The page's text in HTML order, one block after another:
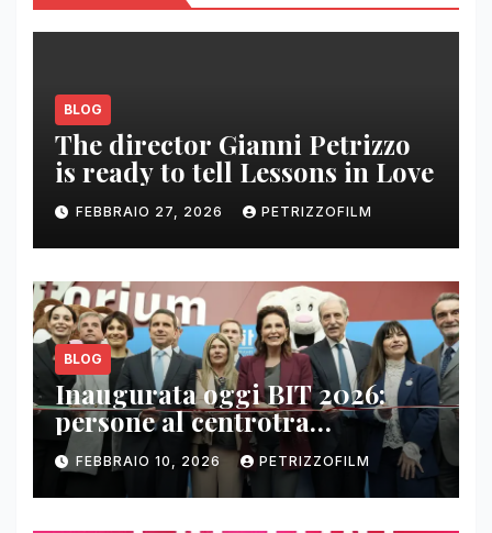
BLOG
The director Gianni Petrizzo
is ready to tell Lessons in Love
FEBBRAIO 27, 2026 PETRIZZOFILM
BLOG
Inaugurata oggi BIT 2026:
persone al centrotra
contenuti, relazioni e business
FEBBRAIO 10, 2026 PETRIZZOFILM